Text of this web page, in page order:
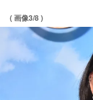
( 画像3/8 )